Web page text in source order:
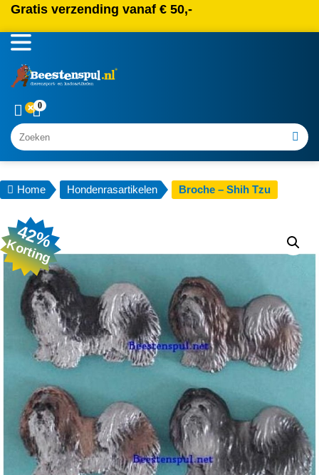
Gratis verzending vanaf € 50,-
0
Zoeken
Home Hondenrasartikelen Broche – Shih Tzu
42%
Korting